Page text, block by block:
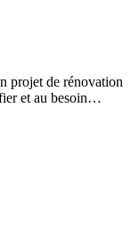
projet de rénovation
et au besoin…